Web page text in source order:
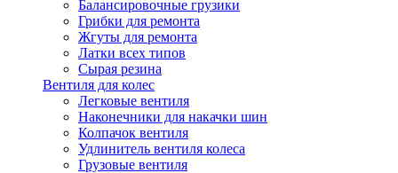
Балансировочные грузики
Грибки для ремонта
Жгуты для ремонта
Латки всех типов
Сырая резина
Вентиля для колес
Легковые вентиля
Наконечники для накачки шин
Колпачок вентиля
Удлинитель вентиля колеса
Грузовые вентиля